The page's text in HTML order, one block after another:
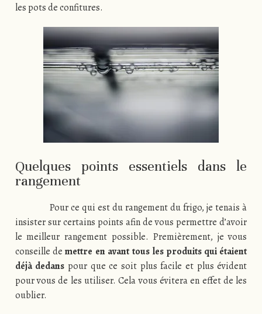
les pots de confitures.
Quelques points essentiels dans le
rangement
Pour ce qui est du rangement du frigo, je tenais à
insister sur certains points afin de vous permettre d’avoir
le meilleur rangement possible. Premièrement, je vous
conseille demettre en avant tous les produits qui étaient
déjà dedans pour que ce soit plus facile et plus évident
pour vous de les utiliser. Cela vous évitera en effet de les
oublier.